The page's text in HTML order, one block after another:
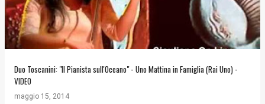
Duo Toscanini: "Il Pianista sull'Oceano" - Uno Mattina in Famiglia (Rai Uno) -
VIDEO
maggio 15, 2014